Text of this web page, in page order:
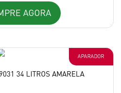
AGORA
APARADOR
34 LITROS AMARELA